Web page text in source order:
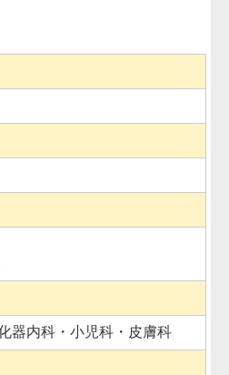
器内科・小児科・皮膚科